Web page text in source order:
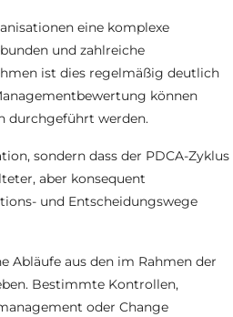
eine komplexe
und zahlreiche
ist dies regelmäßig deutlich
können
durchgeführt werden.
sondern dass der PDCA-Zyklus
aber konsequent
und Entscheidungswege
Abläufe aus den im Rahmen der
Bestimmte Kontrollen,
oder Change